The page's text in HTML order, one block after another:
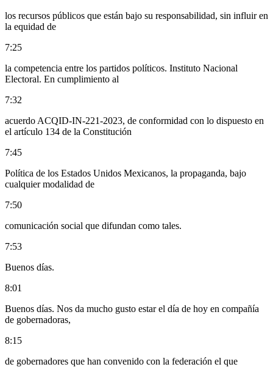
los recursos públicos que están bajo su responsabilidad, sin influir en
la equidad de
7:25
la competencia entre los partidos políticos. Instituto Nacional
Electoral. En cumplimiento al
7:32
acuerdo ACQID-IN-221-2023, de conformidad con lo dispuesto en
el artículo 134 de la Constitución
7:45
Política de los Estados Unidos Mexicanos, la propaganda, bajo
cualquier modalidad de
7:50
comunicación social que difundan como tales.
7:53
Buenos días.
8:01
Buenos días. Nos da mucho gusto estar el día de hoy en compañía
de gobernadoras,
8:15
de gobernadores que han convenido con la federación el que